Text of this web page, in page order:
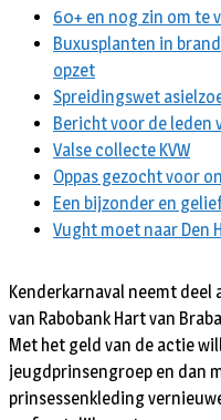
60+ en nog zin om te
Buxusplanten in
opzet
Spreidingswet
Bericht voor de leden
Valse collecte KVW
Oppas gezocht voor
Een bijzonder en
Vught moet naar Den
Kenderkarnaval neemt deel
van Rabobank Hart van
Met het geld van de actie
jeugdprinsengroep en dan
prinsessenkleding